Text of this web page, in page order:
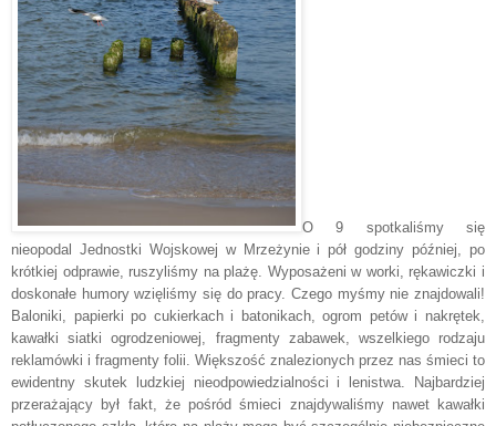
O 9 spotkaliśmy się
nieopodal Jednostki Wojskowej w Mrzeżynie i pół godziny później, po
krótkiej odprawie, ruszyliśmy na plażę. Wyposażeni w worki, rękawiczki i
doskonałe humory wzięliśmy się do pracy. Czego myśmy nie znajdowali!
Baloniki, papierki po cukierkach i batonikach, ogrom petów i nakrętek,
kawałki siatki ogrodzeniowej, fragmenty zabawek, wszelkiego rodzaju
reklamówki i fragmenty folii. Większość znalezionych przez nas śmieci to
ewidentny skutek ludzkiej nieodpowiedzialności i lenistwa. Najbardziej
przerażający był fakt, że pośród śmieci znajdywaliśmy nawet kawałki